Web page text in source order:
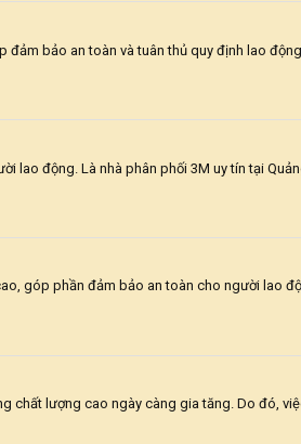
bảo an toàn và tuân thủ quy định lao
lao động. Là nhà phân phối 3M uy tín tại
góp phần đảm bảo an toàn cho người lao
chất lượng cao ngày càng gia tăng. Do đó,